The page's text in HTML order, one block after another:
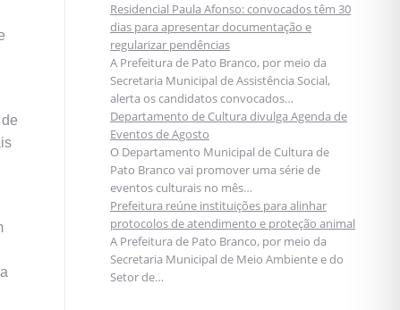
Residencial Paula Afonso: convocados têm 30
dias para apresentar documentação e
regularizar pendências
A Prefeitura de Pato Branco, por meio da
Secretaria Municipal de Assistência Social,
alerta os candidatos convocados…
Departamento de Cultura divulga Agenda de
Eventos de Agosto
O Departamento Municipal de Cultura de
Pato Branco vai promover uma série de
eventos culturais no mês…
Prefeitura reúne instituições para alinhar
protocolos de atendimento e proteção animal
A Prefeitura de Pato Branco, por meio da
Secretaria Municipal de Meio Ambiente e do
Setor de…